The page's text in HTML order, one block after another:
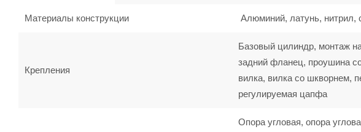
Материалы конструкции Алюминий, латунь, нитрил,
Крепления
Базовый цилиндр, монтаж
задний фланец, проушина
вилка, вилка со шкворнем,
регулируемая цапфа
Опора угловая, опора